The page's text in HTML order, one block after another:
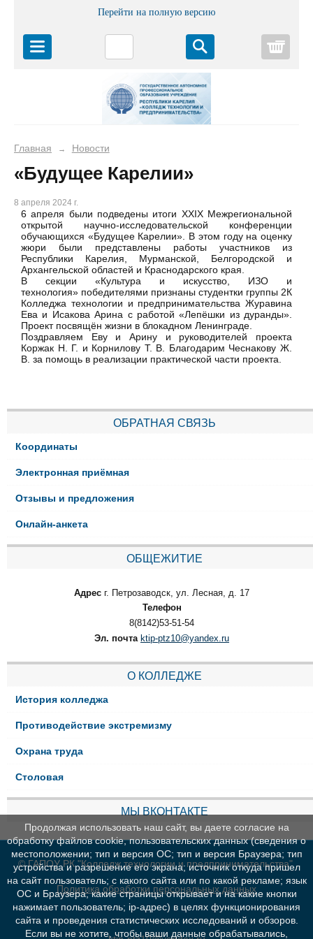
Перейти на полную версию
Главная → Новости
«Будущее Карелии»
8 апреля 2024 г.
6 апреля были подведены итоги XXIХ Межрегиональной
открытой научно-исследовательской конференции
обучающихся «Будущее Карелии». В этом году на оценку
жюри были представлены работы участников из
Республики Карелия, Мурманской, Белгородской и
Архангельской областей и Краснодарского края.
В секции «Культура и искусство, ИЗО и
технология» победителями признаны студентки группы 2К
Колледжа технологии и предпринимательства Журавина
Ева и Исакова Арина с работой «Лепёшки из дуранды».
Проект посвящён жизни в блокадном Ленинграде.
Поздравляем Еву и Арину и руководителей проекта
Коржак Н. Г. и Корнилову Т. В. Благодарим Чеснакову Ж.
В. за помощь в реализации практической части проекта.
ОБРАТНАЯ СВЯЗЬ
Координаты
Электронная приёмная
Отзывы и предложения
Онлайн-анкета
ОБЩЕЖИТИЕ
Адрес г. Петрозаводск, ул. Лесная, д. 17
Телефон
8(8142)53-51-54
Эл. почта ktip-ptz10@yandex.ru
О КОЛЛЕДЖЕ
История колледжа
Противодействие экстремизму
Охрана труда
Столовая
МЫ ВКОНТАКТЕ
© ГАПОУ РК "Колледж технологии и предпринимательства"
Политика обработки персональных данных
Продолжая использовать наш сайт, вы даете согласие на
обработку файлов cookie, пользовательских данных (сведения о
местоположении; тип и версия ОС; тип и версия Браузера; тип
устройства и разрешение его экрана; источник откуда пришел
на сайт пользователь; с какого сайта или по какой рекламе; язык
ОС и Браузера; какие страницы открывает и на какие кнопки
нажимает пользователь; ip-адрес) в целях функционирования
сайта и проведения статистических исследований и обзоров.
Если вы не хотите, чтобы ваши данные обрабатывались,